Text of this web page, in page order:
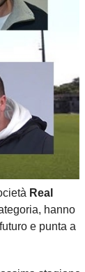
Real
hanno
e punta a